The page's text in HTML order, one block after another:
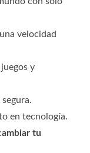
velocidad
y
en tecnología.
tu